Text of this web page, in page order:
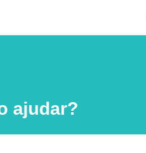
ajudar?